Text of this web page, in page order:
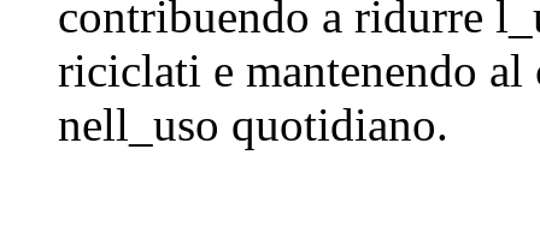
contribuendo a ridurre
riciclati e mantenendo al
nell_uso quotidiano.